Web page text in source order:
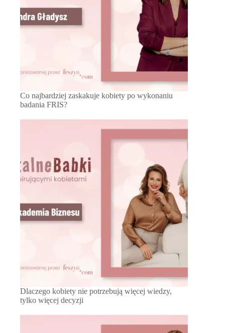
Co najbardziej zaskakuje kobiety po wykonaniu
badania FRIS?
Dlaczego kobiety nie potrzebują więcej wiedzy,
tylko więcej decyzji